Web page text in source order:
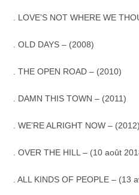
. LOVE’S NOT WHERE WE
. OLD DAYS – (2008)
. THE OPEN ROAD – (2010)
. DAMN THIS TOWN – (2011)
. WE’RE ALRIGHT NOW – (2012)
. OVER THE HILL – (10 août
.ALL KINDS OF PEOPLE – (13